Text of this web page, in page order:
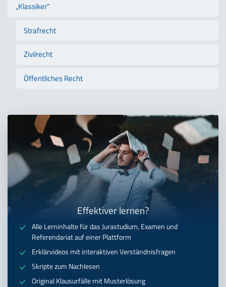
„Klassiker"
Strafrecht
Zivilrecht
Öffentliches Recht
Effektiver lernen?
Alle Lerninhalte für das Jurastudium, Examen und
Referendariat auf einer Plattform
Erklärvideos mit interaktiven Verständnisfragen
Skripte zum Nachlesen
Original Klausurfälle mit Musterlösung